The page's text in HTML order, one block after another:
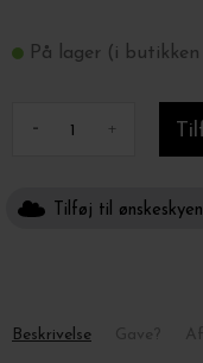
På lager (i
- +
Tilføj til ønskeskyen
Beskrivelse